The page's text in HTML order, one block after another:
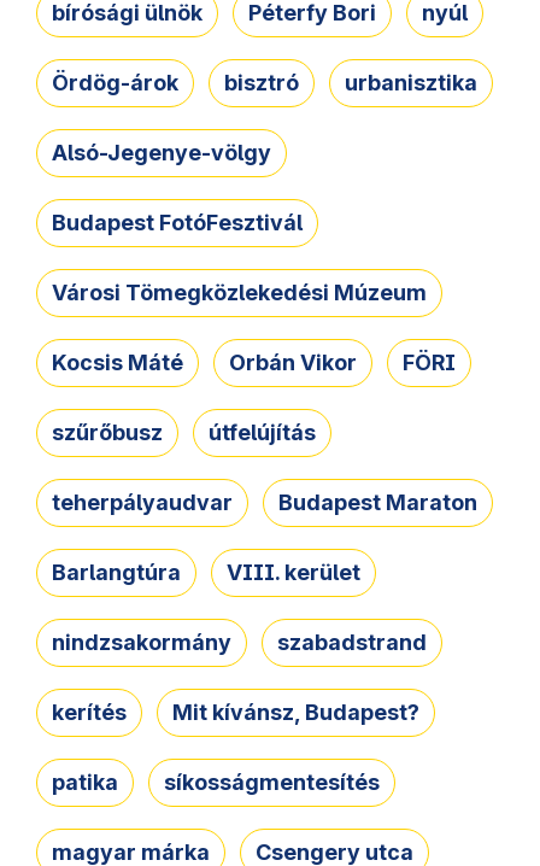
bírósági ülnök Péterfy Bori nyúl
Ördög-árok bisztró urbanisztika
Alsó-Jegenye-völgy
Budapest FotóFesztivál
Városi Tömegközlekedési Múzeum
Kocsis Máté Orbán Vikor FÖRI
szűrőbusz útfelújítás
teherpályaudvar Budapest Maraton
Barlangtúra VIII. kerület
nindzsakormány szabadstrand
kerítés Mit kívánsz, Budapest?
patika síkosságmentesítés
magyar márka Csengery utca